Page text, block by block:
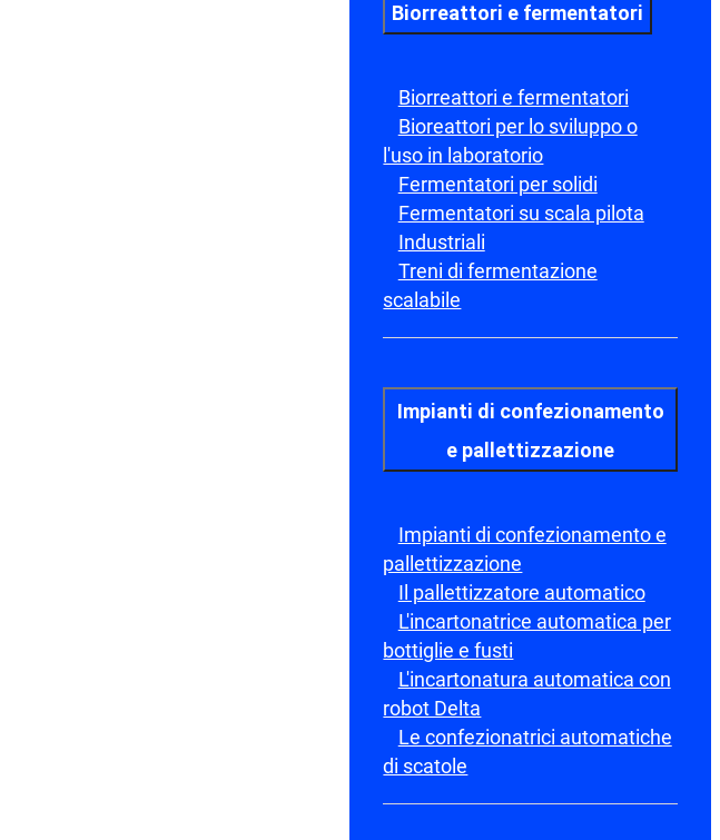
Biorreattori e fermentatori
Biorreattori e fermentatori
Bioreattori per lo sviluppo o
l'uso in laboratorio
Fermentatori per solidi
Fermentatori su scala pilota
Industriali
Treni di fermentazione
scalabile
Impianti di confezionamento
e pallettizzazione
Impianti di confezionamento e
pallettizzazione
Il pallettizzatore automatico
L'incartonatrice automatica per
bottiglie e fusti
L'incartonatura automatica con
robot Delta
Le confezionatrici automatiche
di scatole